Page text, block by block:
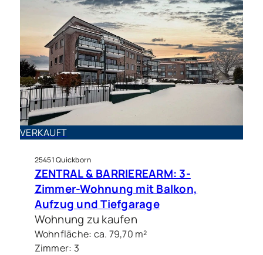
Haus zu kaufen in Alveslohe
SCHÖNE AUSSICHTEN:
Mehrfamilienhaus &
Einfamilienhaus auf großem
Grundstück
VERKAUFT
25451 Quickborn
ZENTRAL & BARRIEREARM: 3-
Zimmer-Wohnung mit Balkon,
Aufzug und Tiefgarage
Wohnung zu kaufen
Wohnfläche: ca. 79,70 m²
Zimmer: 3